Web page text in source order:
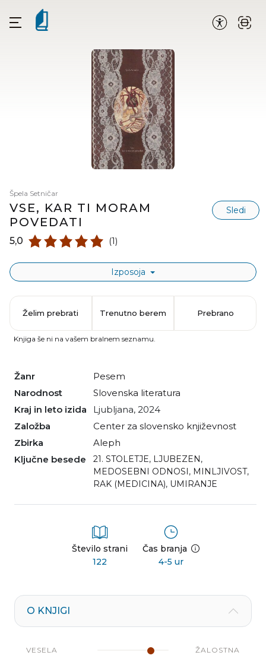
Špela Setničar
VSE, KAR TI MORAM
POVEDATI
Sledi
5,0 (1)
Izposoja
Žanr
pesem
Narodnost
slovenska literatura
Kraj in leto izida
Ljubljana, 2024
Založba
Center za slovensko književnost
Zbirka
Aleph
Ključne besede
21. STOLETJE, LJUBEZEN,
MEDOSEBNI ODNOSI, MINLJIVOST,
RAK (MEDICINA), UMIRANJE
Število strani
122
Čas branja
4-5 ur
Želim prebrati Trenutno berem Prebrano
Knjiga še ni na vašem bralnem seznamu.
O KNJIGI
VESELA ŽALOSTNA